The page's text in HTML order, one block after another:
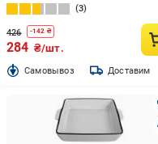
3
426 -142 ₴
284 ₴/шт.
Cамовывоз Доставим